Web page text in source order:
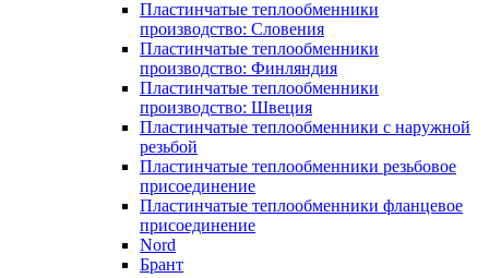
Пластинчатые теплообменники
производство: Словения
Пластинчатые теплообменники
производство: Финляндия
Пластинчатые теплообменники
производство: Швеция
Пластинчатые теплообменники с наружной
резьбой
Пластинчатые теплообменники резьбовое
присоединение
Пластинчатые теплообменники фланцевое
присоединение
Nord
Брант